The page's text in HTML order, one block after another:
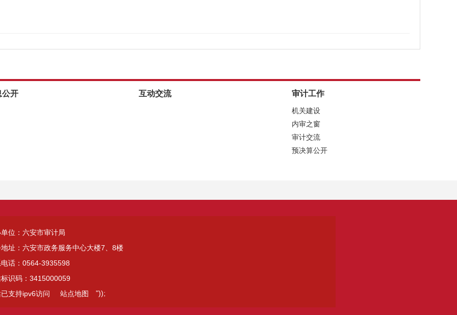
公开 互动交流 审计工作
机关建设
内审之窗
审计交流
预决算公开
位：六安市审计局
址：六安市政务服务中心大楼7、8楼
话：0564-3935598
识码：3415000059
支持ipv6访问
站点地图 "));